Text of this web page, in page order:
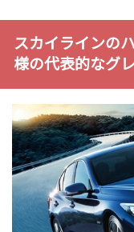
スカイラインの
様の代表的なグ